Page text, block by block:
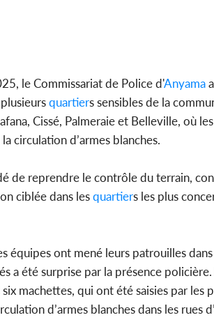
le Commissariat de Police d'Anyama
quartiers sensibles de la
Cissé, Palmeraie et Belleville, où
circulation d’armes blanches.
de reprendre le contrôle du terrain,
ciblée dans lesquartiers les plus
ont mené leurs patrouilles dans
a été surprise par la présence
machettes, qui ont été saisies par les
d’armes blanches dans les rues d’